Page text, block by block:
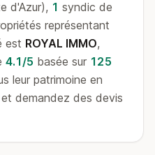
d'Azur), 1 syndic de
représentant
est ROYAL IMMO,
4.1/5 basée sur 125
leur patrimoine en
demandez des devis